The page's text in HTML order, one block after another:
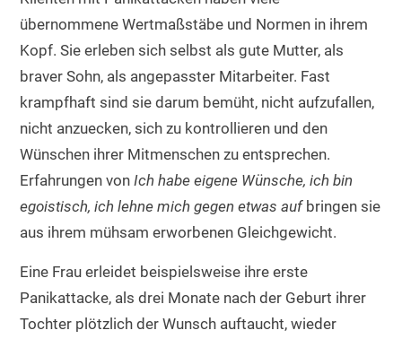
übernommene Wertmaßstäbe und Normen in ihrem
Kopf. Sie erleben sich selbst als gute Mutter, als
braver Sohn, als angepasster Mitarbeiter. Fast
krampfhaft sind sie darum bemüht, nicht aufzufallen,
nicht anzuecken, sich zu kontrollieren und den
Wünschen ihrer Mitmenschen zu entsprechen.
Erfahrungen vonIch habe eigene Wünsche, ich bin
egoistisch, ich lehne mich gegen etwas aufbringen sie
aus ihrem mühsam erworbenen Gleichgewicht.
Eine Frau erleidet beispielsweise ihre erste
Panikattacke, als drei Monate nach der Geburt ihrer
Tochter plötzlich der Wunsch auftaucht, wieder